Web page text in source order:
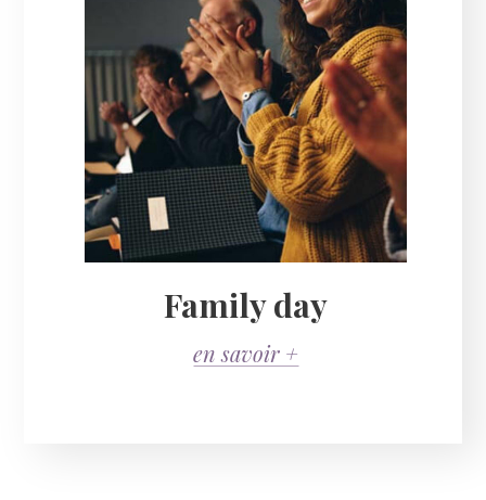
Family day
en savoir +